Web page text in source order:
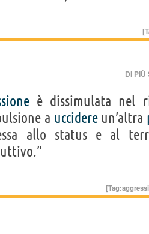
DI PIÙ
è dissimulata nel
a uccidereun’altra
allo status e al
[Tag: